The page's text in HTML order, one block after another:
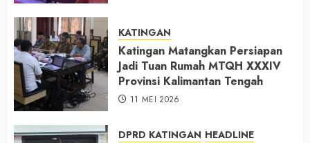
KATINGAN
Katingan Matangkan Persiapan
Jadi Tuan Rumah MTQH XXXIV
Provinsi Kalimantan Tengah
11 MEI 2026
DPRD KATINGAN HEADLINE